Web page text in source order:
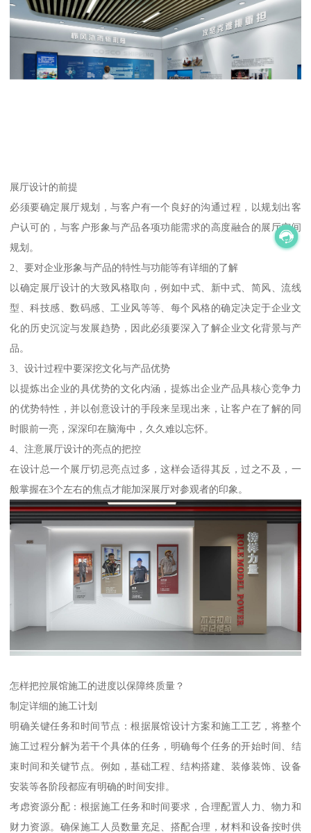
展厅设计的前提
必须要确定展厅规划，与客户有一个良好的沟通过程，以规划出客
户认可的，与客户形象与产品各项功能需求的高度融合的展厅空间
规划。
2、要对企业形象与产品的特性与功能等有详细的了解
以确定展厅设计的大致风格取向，例如中式、新中式、简风、流线
型、科技感、数码感、工业风等等、每个风格的确定决定于企业文
化的历史沉淀与发展趋势，因此必须要深入了解企业文化背景与产
品。
3、设计过程中要深挖文化与产品优势
以提炼出企业的具优势的文化内涵，提炼出企业产品具核心竞争力
的优势特性，并以创意设计的手段来呈现出来，让客户在了解的同
时眼前一亮，深深印在脑海中，久久难以忘怀。
4、注意展厅设计的亮点的把控
在设计总一个展厅切忌亮点过多，这样会适得其反，过之不及，一
般掌握在3个左右的焦点才能加深展厅对参观者的印象。
怎样把控展馆施工的进度以保障终质量？
制定详细的施工计划
明确关键任务和时间节点：根据展馆设计方案和施工工艺，将整个
施工过程分解为若干个具体的任务，明确每个任务的开始时间、结
束时间和关键节点。例如，基础工程、结构搭建、装修装饰、设备
安装等各阶段都应有明确的时间安排。
考虑资源分配：根据施工任务和时间要求，合理配置人力、物力和
财力资源。确保施工人员数量充足、搭配合理，材料和设备按时供